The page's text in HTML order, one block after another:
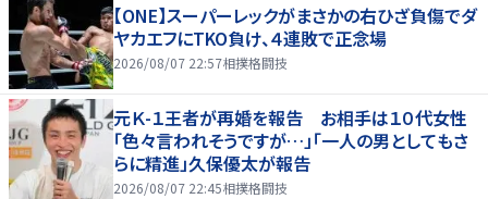
【ONE】スーパーレックがまさかの右ひざ負傷でダ
ヤカエフにTKO負け、４連敗で正念場
2026/08/07 22:57相撲格闘技
元Ｋ-１王者が再婚を報告 お相手は１０代女性
「色々言われそうですが…」「一人の男としてもさ
らに精進」久保優太が報告
2026/08/07 22:45相撲格闘技